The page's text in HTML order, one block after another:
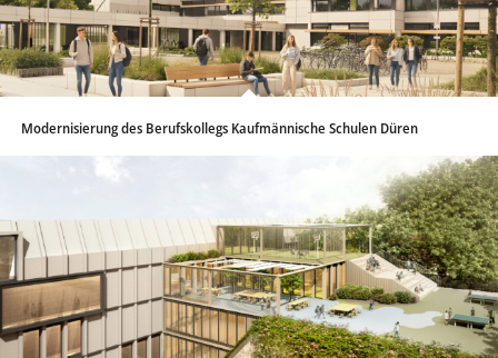
Modernisierung des Berufskollegs Kaufmännische Schulen Düren